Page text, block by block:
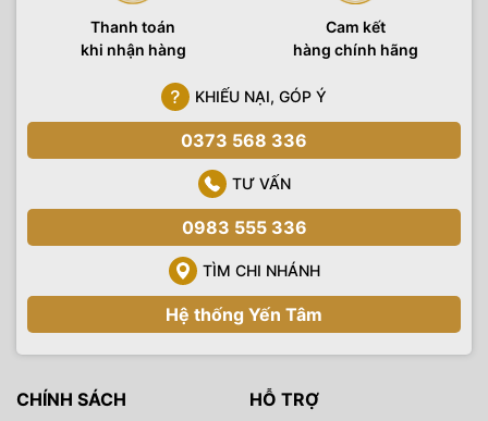
Thanh toán
khi nhận hàng
Cam kết
hàng chính hãng
KHIẾU NẠI, GÓP Ý
0373 568 336
TƯ VẤN
0983 555 336
TÌM CHI NHÁNH
Hệ thống Yến Tâm
CHÍNH SÁCH HỖ TRỢ